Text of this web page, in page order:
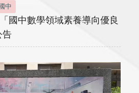
中
國中數學領域素養導向優良
告